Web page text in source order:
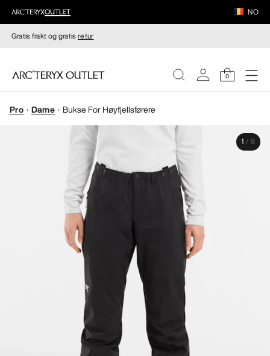
NO
Gratis frakt og gratisretur
0
DAMER
Pro Dame Bukse For Høyfjellsførere
1 / 8